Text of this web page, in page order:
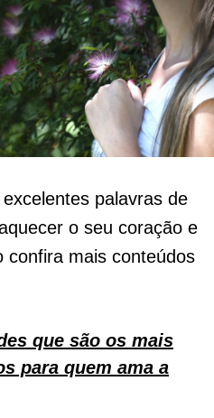
palavras de
o seu coração e
confira mais conteúdos
que são os mais
para quem ama a